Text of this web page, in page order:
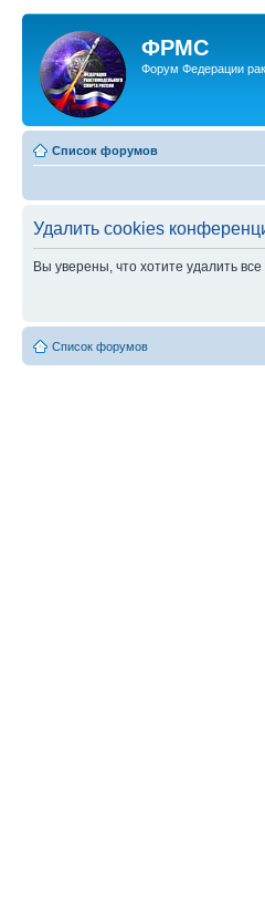
ФРМС
Форум Федерации
Список форумов
Удалить cookies
Вы уверены, что хотите удалить
Список форумов